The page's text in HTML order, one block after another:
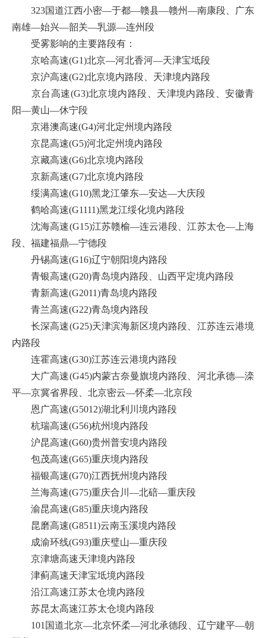
323国道江西小密—于都—赣县—赣州—南康段、广东
南雄—始兴—韶关—乳源—连州段
受雾影响的主要路段有：
京哈高速(G1)北京—河北香河—天津宝坻段
京沪高速(G2)北京境内路段、天津境内路段
京台高速(G3)北京境内路段、天津境内路段、安徽青
阳—黄山—休宁段
京港澳高速(G4)河北定州境内路段
京昆高速(G5)河北定州境内路段
京藏高速(G6)北京境内路段
京新高速(G7)北京境内路段
绥满高速(G10)黑龙江肇东—安达—大庆段
鹤哈高速(G1111)黑龙江绥化境内路段
沈海高速(G15)江苏赣榆—连云港段、江苏太仓—上海
段、福建福鼎—宁德段
丹锡高速(G16)辽宁朝阳境内路段
青银高速(G20)青岛境内路段、山西平定境内路段
青新高速(G2011)青岛境内路段
青兰高速(G22)青岛境内路段
长深高速(G25)天津滨海新区境内路段、江苏连云港境
内路段
连霍高速(G30)江苏连云港境内路段
大广高速(G45)内蒙古奈曼旗境内路段、河北承德—滦
平—京冀省界段、北京密云—怀柔—北京段
恩广高速(G5012)湖北利川境内路段
杭瑞高速(G56)杭州境内路段
沪昆高速(G60)贵州普安境内路段
包茂高速(G65)重庆境内路段
福银高速(G70)江西抚州境内路段
兰海高速(G75)重庆合川—北碚—重庆段
渝昆高速(G85)重庆境内路段
昆磨高速(G8511)云南玉溪境内路段
成渝环线(G93)重庆璧山—重庆段
京津塘高速天津境内路段
津蓟高速天津宝坻境内路段
沿江高速江苏太仓境内路段
苏昆太高速江苏太仓境内路段
101国道北京—北京怀柔—河北承德段、辽宁建平—朝